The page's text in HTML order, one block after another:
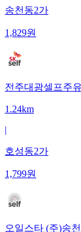
송천동2가
1,829원
전주대광셀프주
1.24km
|
호성동2가
1,799원
오일스타 (주)송